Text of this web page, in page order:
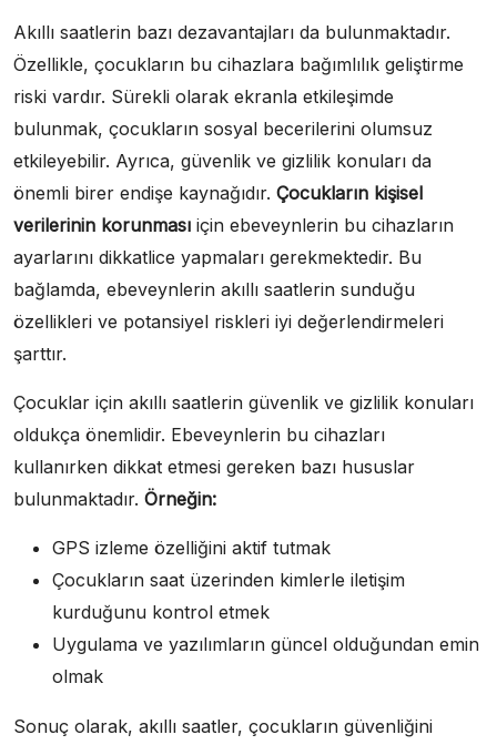
Akıllı saatlerin bazı dezavantajları da bulunmaktadır.
Özellikle, çocukların bu cihazlara bağımlılık geliştirme
riski vardır. Sürekli olarak ekranla etkileşimde
bulunmak, çocukların sosyal becerilerini olumsuz
etkileyebilir. Ayrıca, güvenlik ve gizlilik konuları da
önemli birer endişe kaynağıdır. Çocukların kişisel
verilerinin korunması için ebeveynlerin bu cihazların
ayarlarını dikkatlice yapmaları gerekmektedir. Bu
bağlamda, ebeveynlerin akıllı saatlerin sunduğu
özellikleri ve potansiyel riskleri iyi değerlendirmeleri
şarttır.
Çocuklar için akıllı saatlerin güvenlik ve gizlilik konuları
oldukça önemlidir. Ebeveynlerin bu cihazları
kullanırken dikkat etmesi gereken bazı hususlar
bulunmaktadır. Örneğin:
GPS izleme özelliğini aktif tutmak
Çocukların saat üzerinden kimlerle iletişim
kurduğunu kontrol etmek
Uygulama ve yazılımların güncel olduğundan emin
olmak
Sonuç olarak, akıllı saatler, çocukların güvenliğini